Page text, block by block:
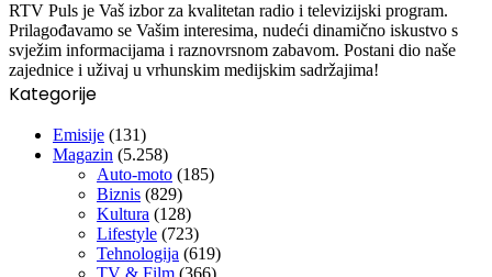
RTV Puls je Vaš izbor za kvalitetan radio i televizijski program.
Prilagođavamo se Vašim interesima, nudeći dinamično iskustvo s
svježim informacijama i raznovrsnom zabavom. Postani dio naše
zajednice i uživaj u vrhunskim medijskim sadržajima!
Kategorije
Emisije (131)
Magazin (5.258)
Auto-moto (185)
Biznis (829)
Kultura (128)
Lifestyle (723)
Tehnologija (619)